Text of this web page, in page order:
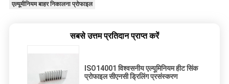
एल्यूमीनियम बाहर निकालना प्रोफाइल
सबसे उत्तम प्रतिदान प्राप्त करें
ISO14001 विश्वसनीय एल्यूमिनियम हीट सिंक
प्रोफाइल सीएनसी ड्रिलिंग प्रसंस्करण